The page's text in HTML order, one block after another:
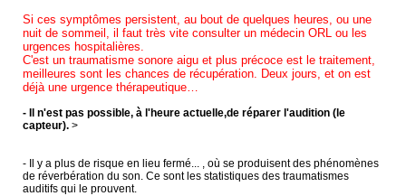
Si ces symptômes persistent, au bout de quelques heures, ou une
nuit de sommeil, il faut très vite consulter un médecin ORL ou les
urgences hospitalières.
C'est un traumatisme sonore aigu et plus précoce est le traitement,
meilleures sont les chances de récupération. Deux jours, et on est
déjà une urgence thérapeutique…
- Il n'est pas possible, à l'heure actuelle,de réparer l'audition (le
capteur). >
- Il y a plus de risque en lieu fermé... , où se produisent des phénomènes
de réverbération du son. Ce sont les statistiques des traumatismes
auditifs qui le prouvent.